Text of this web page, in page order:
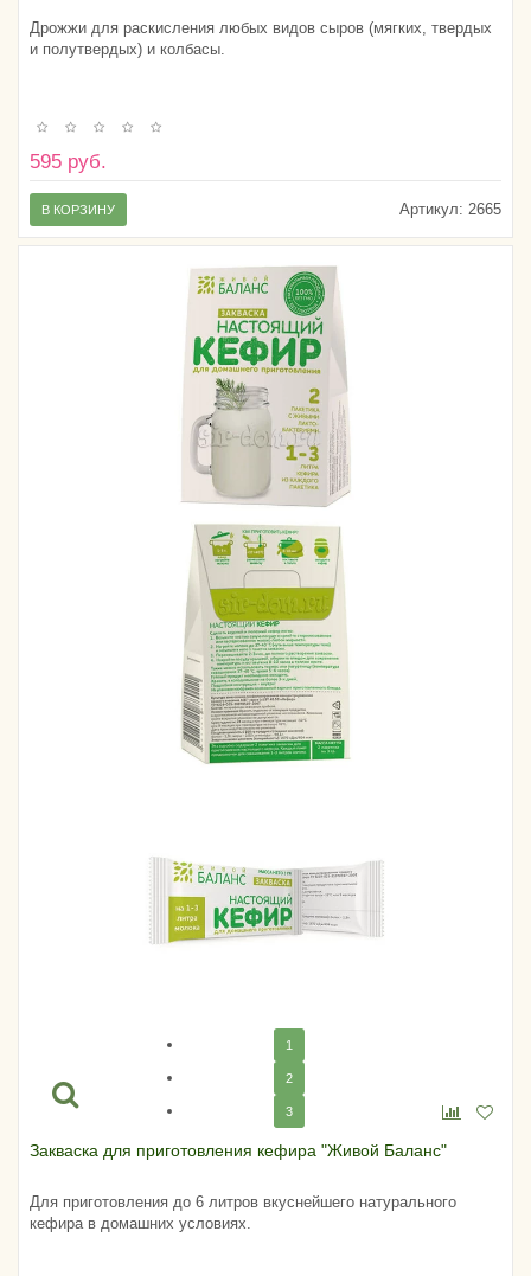
Дрожжи для раскисления любых видов сыров (мягких, твердых
и полутвердых) и колбасы.
595 руб.
Артикул: 2665
В КОРЗИНУ
1
2
3
Закваска для приготовления кефира "Живой Баланс"
Для приготовления до 6 литров вкуснейшего натурального
кефира в домашних условиях.